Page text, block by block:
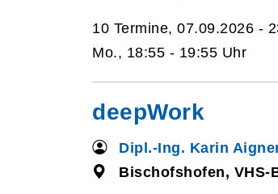
10 Termine, 07.09.2026 -
Mo., 18:55 - 19:55 Uhr
deepWork
Dipl.-Ing. Karin
Bischofshofen, VHS-